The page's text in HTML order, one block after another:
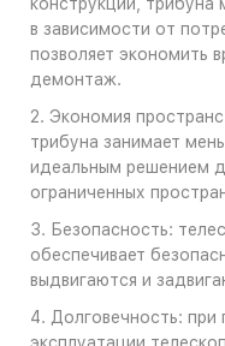
в зависимости от
позволяет экономить
демонтаж.
2. Экономия
трибуна занимает
идеальным решением
ограниченных
3. Безопасность:
обеспечивает
выдвигаются и
4. Долговечность: при